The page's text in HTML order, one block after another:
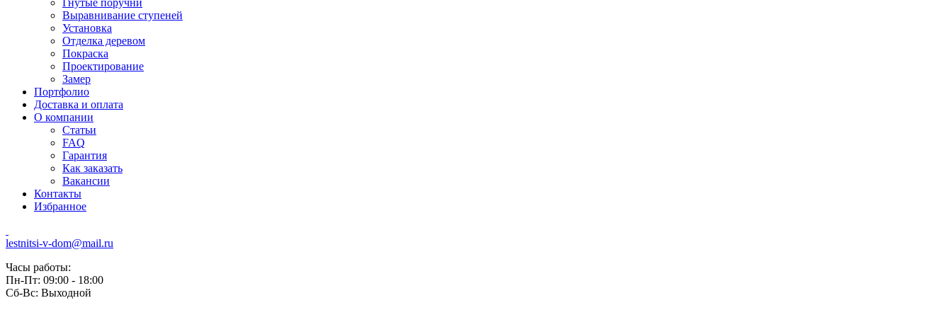
Гнутые поручни
Выравнивание ступеней
Установка
Отделка деревом
Покраска
Проектирование
Замер
Портфолио
Доставка и оплата
О компании
Статьи
FAQ
Гарантия
Как заказать
Вакансии
Контакты
Избранное
lestnitsi-v-dom@mail.ru
Часы работы:
Пн-Пт: 09:00 - 18:00
Сб-Вс: Выходной